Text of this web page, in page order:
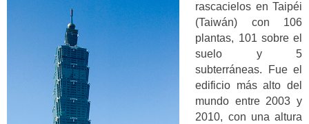
rascacielos en Taipéi
(Taiwán) con 106
plantas, 101 sobre el
suelo y 5
subterráneas. Fue el
edificio más alto del
mundo entre 2003 y
2010, con una altura